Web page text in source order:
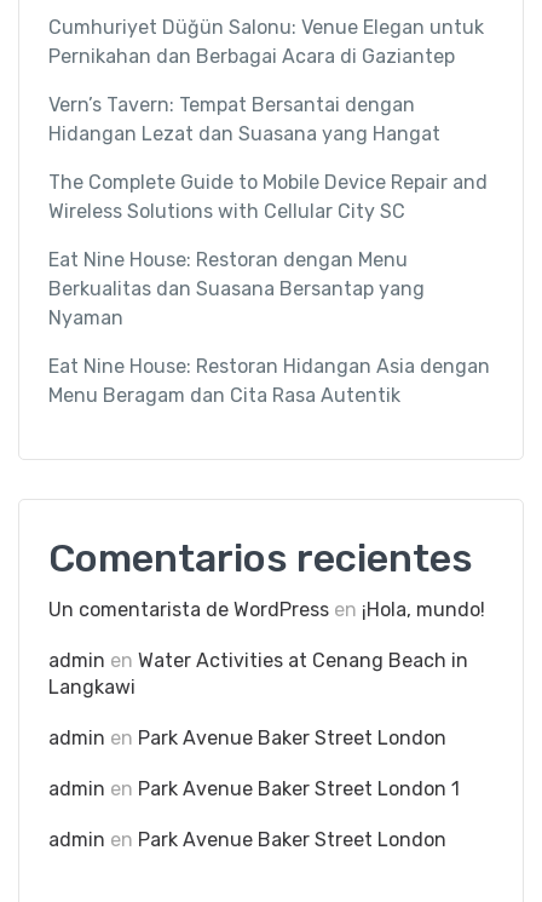
Cumhuriyet Düğün Salonu: Venue Elegan untuk
Pernikahan dan Berbagai Acara di Gaziantep
Vern’s Tavern: Tempat Bersantai dengan
Hidangan Lezat dan Suasana yang Hangat
The Complete Guide to Mobile Device Repair and
Wireless Solutions with Cellular City SC
Eat Nine House: Restoran dengan Menu
Berkualitas dan Suasana Bersantap yang
Nyaman
Eat Nine House: Restoran Hidangan Asia dengan
Menu Beragam dan Cita Rasa Autentik
Comentarios recientes
Un comentarista de WordPress en ¡Hola, mundo!
admin en Water Activities at Cenang Beach in
Langkawi
admin en Park Avenue Baker Street London
admin en Park Avenue Baker Street London 1
admin en Park Avenue Baker Street London